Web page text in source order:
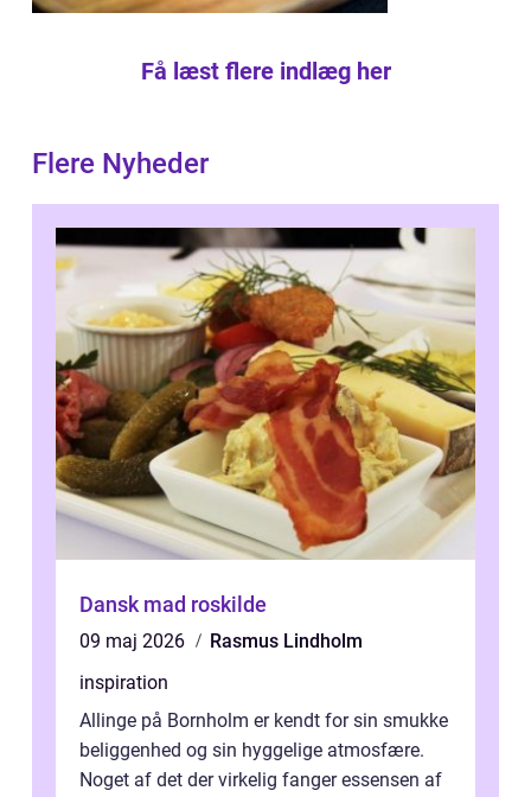
Få læst flere indlæg her
Flere Nyheder
Dansk mad roskilde
09 maj 2026
Rasmus Lindholm
inspiration
Allinge på Bornholm er kendt for sin smukke
beliggenhed og sin hyggelige atmosfære.
Noget af det der virkelig fanger essensen af